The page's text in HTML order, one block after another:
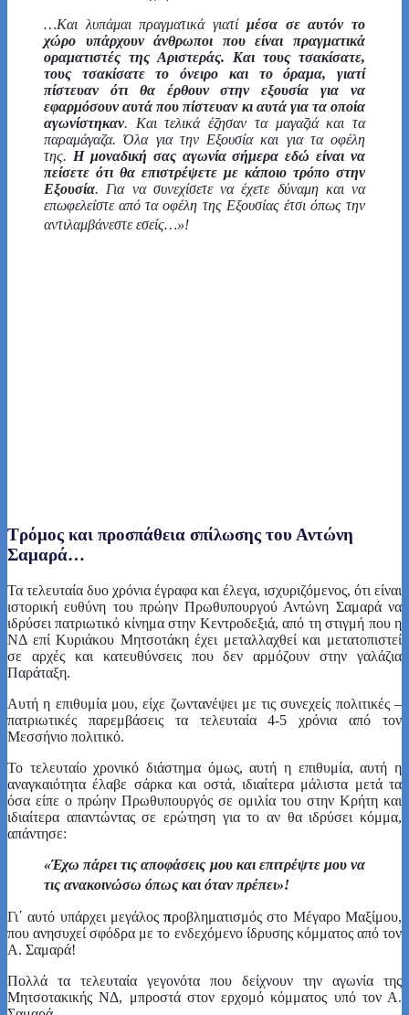
…Και λυπάμαι πραγματικά γιατί μέσα σε αυτόν το
χώρο υπάρχουν άνθρωποι που είναι πραγματικά
οραματιστές της Αριστεράς. Και τους τσακίσατε,
τους τσακίσατε το όνειρο και το όραμα, γιατί
πίστευαν ότι θα έρθουν στην εξουσία για να
εφαρμόσουν αυτά που πίστευαν κι αυτά για τα οποία
αγωνίστηκαν. Και τελικά έζησαν τα μαγαζιά και τα
παραμάγαζα. Όλα για την Εξουσία και για τα οφέλη
της. Η μοναδική σας αγωνία σήμερα εδώ είναι να
πείσετε ότι θα επιστρέψετε με κάποιο τρόπο στην
Εξουσία. Για να συνεχίσετε να έχετε δύναμη και να
επωφελείστε από τα οφέλη της Εξουσίας έτσι όπως την
αντιλαμβάνεστε εσείς…»!
Τρόμος και προσπάθεια σπίλωσης του Αντώνη
Σαμαρά…
Τα τελευταία δυο χρόνια έγραφα και έλεγα, ισχυριζόμενος, ότι είναι
ιστορική ευθύνη του πρώην Πρωθυπουργού Αντώνη Σαμαρά να
ιδρύσει πατριωτικό κίνημα στην Κεντροδεξιά, από τη στιγμή που η
ΝΔ επί Κυριάκου Μητσοτάκη έχει μεταλλαχθεί και μετατοπιστεί
σε αρχές και κατευθύνσεις που δεν αρμόζουν στην γαλάζια
Παράταξη.
Αυτή η επιθυμία μου, είχε ζωντανέψει με τις συνεχείς πολιτικές –
πατριωτικές παρεμβάσεις τα τελευταία 4-5 χρόνια από τον
Μεσσήνιο πολιτικό.
Το τελευταίο χρονικό διάστημα όμως, αυτή η επιθυμία, αυτή η
αναγκαιότητα έλαβε σάρκα και οστά, ιδιαίτερα μάλιστα μετά τα
όσα είπε ο πρώην Πρωθυπουργός σε ομιλία του στην Κρήτη και
ιδιαίτερα απαντώντας σε ερώτηση για το αν θα ιδρύσει κόμμα,
απάντησε:
«Έχω πάρει τις αποφάσεις μου και επιτρέψτε μου να
τις ανακοινώσω όπως και όταν πρέπει»!
Γι΄ αυτό υπάρχει μεγάλοςπροβληματισμός στο Μέγαρο Μαξίμου,
που ανησυχεί σφόδρα με το ενδεχόμενο ίδρυσης κόμματος από τον
Α. Σαμαρά!
Πολλά τα τελευταία γεγονότα που δείχνουν την αγωνία της
Μητσοτακικής ΝΔ, μπροστά στον ερχομό κόμματος υπό τον Α.